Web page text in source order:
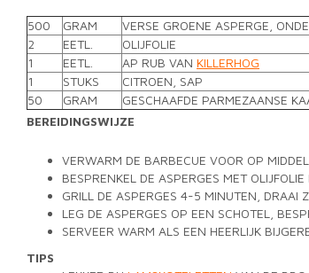
500 GRAM
VERSE GROENE ASPERGE,
2
EETL.
OLIJFOLIE
1
EETL. AP RUB VAN KILLERHOG
1
STUKS
CITROEN, SAP
50
GRAM GESCHAAFDE PARMEZAANSE
BEREIDINGSWIJZE
VERWARM DE BARBECUE VOOR OP
BESPRENKEL DE ASPERGES MET
GRILL DE ASPERGES 4-5 MINUTEN, DRAAI
LEG DE ASPERGES OP EEN SCHOTEL,
SERVEER WARM ALS EEN HEERLIJK
TIPS